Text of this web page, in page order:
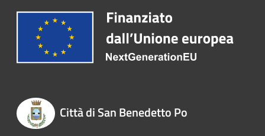
Città di San Benedetto Po